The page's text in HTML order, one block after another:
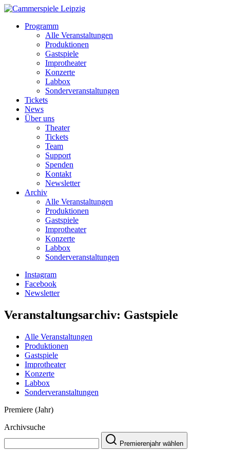
Programm
Alle Veranstaltungen
Produktionen
Gastspiele
Improtheater
Konzerte
Labbox
Sonderveranstaltungen
Tickets
News
Über uns
Theater
Tickets
Team
Support
Spenden
Kontakt
Newsletter
Archiv
Alle Veranstaltungen
Produktionen
Gastspiele
Improtheater
Konzerte
Labbox
Sonderveranstaltungen
Instagram
Facebook
Newsletter
Veranstaltungsarchiv: Gastspiele
Alle Veranstaltungen
Produktionen
Gastspiele
Improtheater
Konzerte
Labbox
Sonderveranstaltungen
Premiere (Jahr)
Archivsuche
Premierenjahr wählen